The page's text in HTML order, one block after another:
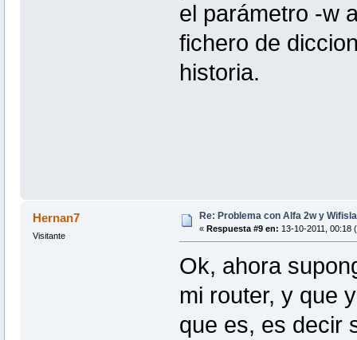
el parámetro -w
fichero de
historia.
Hernan7
Visitante
Re: Problema con Alfa 2w y
« Respuesta #9 en: 13-10-2011, 00:18
Ok, ahora
mi router, y que
que es, es decir